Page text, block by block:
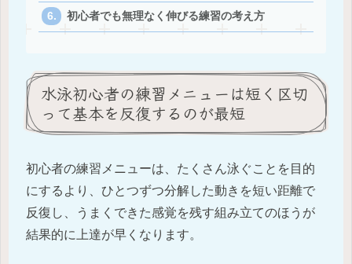
初心者でも無理なく伸びる練習の考え方
水泳初心者の練習メニューは短く区切
って基本を反復するのが最短
初心者の練習メニューは、たくさん泳ぐことを目的
にするより、ひとつずつ分解した動きを短い距離で
反復し、うまくできた感覚を残す組み立てのほうが
結果的に上達が早くなります。